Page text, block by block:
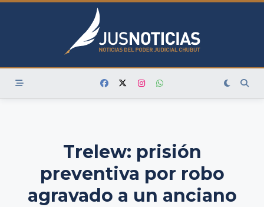
Skip
Trelew: prisión
preventiva por robo
agravado a un anciano